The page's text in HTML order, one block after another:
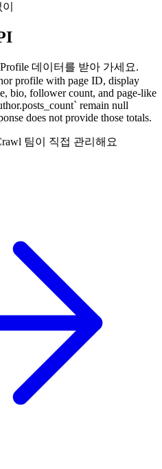
데이터를 받아 가세요.
profile with page ID, display
bio, follower count, and page-like
remain null
does not provide those totals.
팀이 직접 관리해요